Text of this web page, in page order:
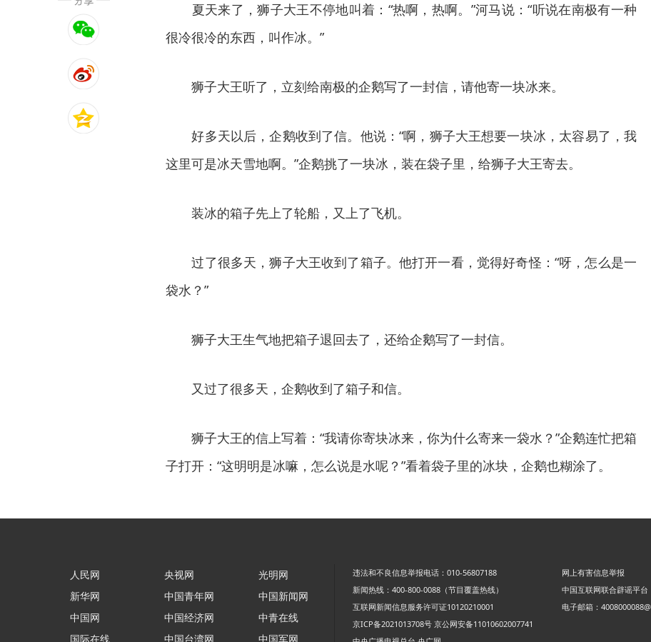
夏天来了，狮子大王不停地叫着：“热啊，热啊。”河马说：“听说在南极有一种
很冷很冷的东西，叫作冰。”
狮子大王听了，立刻给南极的企鹅写了一封信，请他寄一块冰来。
好多天以后，企鹅收到了信。他说：“啊，狮子大王想要一块冰，太容易了，我
这里可是冰天雪地啊。”企鹅挑了一块冰，装在袋子里，给狮子大王寄去。
装冰的箱子先上了轮船，又上了飞机。
过了很多天，狮子大王收到了箱子。他打开一看，觉得好奇怪：“呀，怎么是一
袋水？”
狮子大王生气地把箱子退回去了，还给企鹅写了一封信。
又过了很多天，企鹅收到了箱子和信。
狮子大王的信上写着：“我请你寄块冰来，你为什么寄来一袋水？”企鹅连忙把箱
子打开：“这明明是冰嘛，怎么说是水呢？”看着袋子里的冰块，企鹅也糊涂了。
人民网
新华网
中国网
国际在线
央视网
中国青年网
中国经济网
中国台湾网
光明网
中国新闻网
中青在线
中国军网
违法和不良信息举报电话：010-56807188
网上有害信息举报
新闻热线：400-800-0088（节目覆盖热线）
中国互联网联合辟谣平台
互联网新闻信息服务许可证10120210001
电子邮箱：
京ICP备2021013708号 京公网安备11010602007741